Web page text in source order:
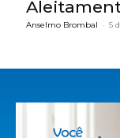
Anselmo Brombal - 5